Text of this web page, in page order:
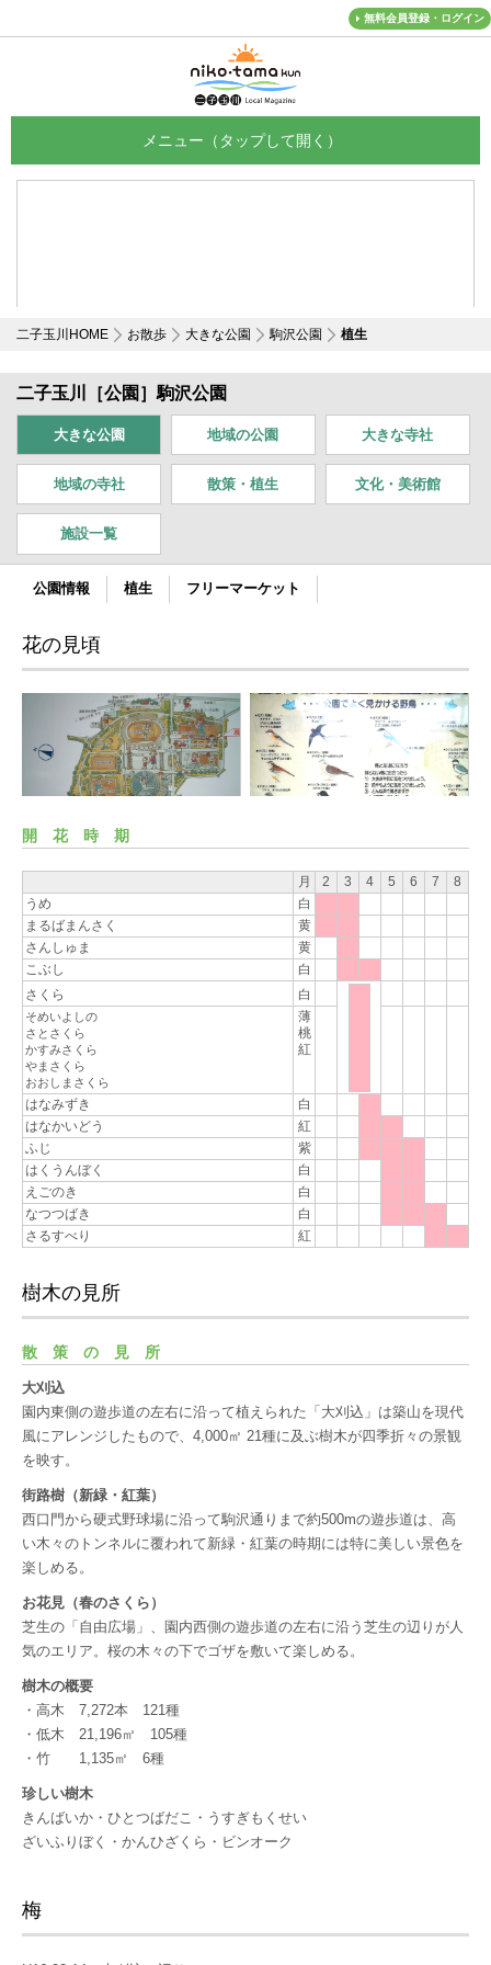
無料会員登録・ログイン
二子玉川HOME お散歩 大きな公園 駒沢公園 植生
二子玉川［公園］駒沢公園
大きな公園 地域の公園 大きな寺社
地域の寺社 散策 ・植生 文化・美術館
施設一覧
公園情報 植生 フリーマーケット
花の見頃
開花時期
月 2 3 4 5 6 7
8
うめ
白
まるばまんさく
黄
さんしゅま
黄
こぶし
白
さくら
白
そめいよしの
さとさくら
かすみさくら
やまさくら
おおしまさくら
薄
桃
紅
はなみずき
白
はなかいどう
紅
ふじ
紫
はくうんぼく
白
えごのき
白
なつつばき
白
さるすべり
紅
樹木の見所
散策の見所
大刈込
園内東側の遊歩道の左右に沿って植えられた「大刈込」は築山を現代
風にアレンジしたもので、4,000㎡ 21種に及ぶ樹木が四季折々の景観
を映す。
街路樹（新緑・紅葉）
西口門から硬式野球場に沿って駒沢通りまで約500mの遊歩道は、高
い木々のトンネルに覆われて新緑・紅葉の時期には特に美しい景色を
楽しめる。
お花見（春のさくら）
芝生の「自由広場」、園内西側の遊歩道の左右に沿う芝生の辺りが人
気のエリア。桜の木々の下でゴザを敷いて楽しめる。
樹木の概要
・高木 7,272本 121種
・低木 21,196㎡ 105種
・竹 1,135㎡ 6種
珍しい樹木
きんばいか・ひとつばだこ・うすぎもくせい
ざいふりぼく・かんひざくら・ビンオーク
梅
メニュー